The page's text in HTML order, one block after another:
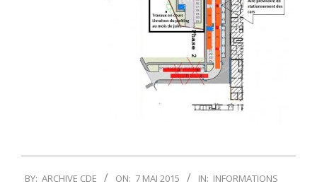
05-
BY: ARCHIVE CDE ON: 7 MAI 2015 IN: INFORMATIONS